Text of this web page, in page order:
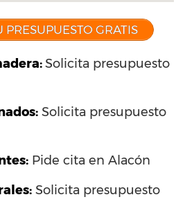
PRESUPUESTO GRATIS
Solicita presupuesto
: Solicita presupuesto
Pide cita en Alacón
Solicita presupuesto